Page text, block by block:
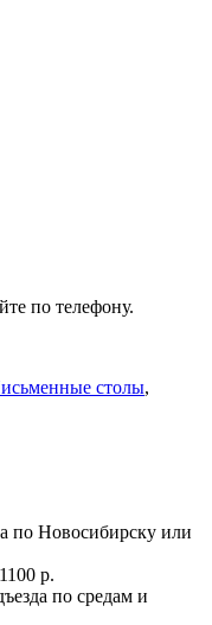
по телефону.
столы,
по Новосибирску или
р.
по средам и